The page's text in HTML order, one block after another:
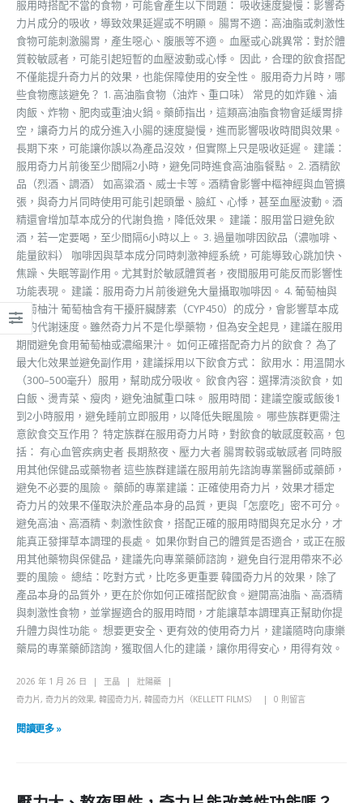
服用時搭配不當的食物，可能會產生以下問題： 吸收速度變慢：影響奇
力片成分的吸收，導致效果延遲或不明顯。 腸胃不適：高油脂或刺激性
食物可能刺激腸胃，產生噁心、腹脹等不適。 血壓或心跳異常：對於體
質較敏感者，可能引起短暫的血壓波動或心悸。 因此，合理的飲食搭配
不僅能提升奇力片的效果，也能保障使用的安全性。 服用奇力片時，哪
些食物應該避免？ 1. 高油脂食物（油炸、重口味） 常見的如炸雞、滷
肉飯、炸物、肥肉或重油火鍋。藥師指出，這類高油脂食物會延緩胃排
空，讓奇力片的成分進入小腸的速度變慢，進而影響吸收時間與效果。
長期下來，可能讓你誤以為產品沒效，但實際上只是吸收延遲。 建議：
服用奇力片前後至少間隔2小時，避免同時進食高油脂餐點。 2. 酒精飲
品（烈酒、調酒） 如高粱酒、威士卡等。酒精會影響中樞神經與血管擴
張，與奇力片同時使用可能引起頭暈、臉紅、心悸，甚至血壓波動。酒
精還會增加草本成分的代謝負擔，降低效果。 建議：服用當日避免飲
酒，若一定要喝，至少間隔6小時以上。 3. 過量咖啡因飲品（濃咖啡、
能量飲料） 咖啡因與草本成分同時刺激神經系統，可能導致心跳加快、
焦躁、失眠等副作用。尤其對於敏感體質者，夜間服用可能反而影響性
功能表現。 建議：服用奇力片前後避免大量攝取咖啡因。 4. 葡萄柚與
葡萄柚汁 葡萄柚含有干擾肝臟酵素（CYP450）的成分，會影響草本成
分的代謝速度。雖然奇力片不是化學藥物，但為安全起見，建議在服用
期間避免食用葡萄柚或濃縮果汁。 如何正確搭配奇力片的飲食？ 為了
最大化效果並避免副作用，建議採用以下飲食方式： 飲用水：用溫開水
（300–500毫升）服用，幫助成分吸收。 飲食內容：選擇清淡飲食，如
白飯、燙青菜、瘦肉，避免油膩重口味。 服用時間：建議空腹或飯後1
到2小時服用，避免睡前立即服用，以降低失眠風險。 哪些族群更需注
意飲食交互作用？ 特定族群在服用奇力片時，對飲食的敏感度較高，包
括： 有心血管疾病史者 長期熬夜、壓力大者 腸胃較弱或敏感者 同時服
用其他保健品或藥物者 這些族群建議在服用前先諮詢專業醫師或藥師，
避免不必要的風險。 藥師的專業建議：正確使用奇力片，效果才穩定
奇力片的效果不僅取決於產品本身的品質，更與「怎麼吃」密不可分。
避免高油、高酒精、刺激性飲食，搭配正確的服用時間與充足水分，才
能真正發揮草本調理的長處。 如果你對自己的體質是否適合，或正在服
用其他藥物與保健品，建議先向專業藥師諮詢，避免自行混用帶來不必
要的風險。 總結：吃對方式，比吃多更重要 韓國奇力片的效果，除了
產品本身的品質外，更在於你如何正確搭配飲食。避開高油脂、高酒精
與刺激性食物，並掌握適合的服用時間，才能讓草本調理真正幫助你提
升體力與性功能。 想要更安全、更有效的使用奇力片，建議隨時向康樂
藥局的專業藥師諮詢，獲取個人化的建議，讓你用得安心，用得有效。
2026 年 1 月 26 日 王晶
壯陽藥
奇力片 , 奇力片的效果, 韓國奇力片 , 韓國奇力片（KELLETT FILMS） 0 則留言
閱讀更多 »